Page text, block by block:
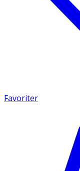
Favoriter